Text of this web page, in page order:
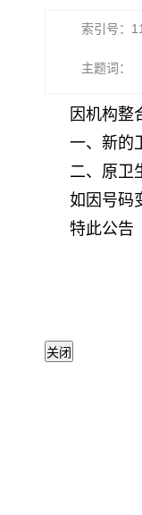
索引号：
主题词：
因机构整
一、新的
二、原卫
如因号码
特此公告